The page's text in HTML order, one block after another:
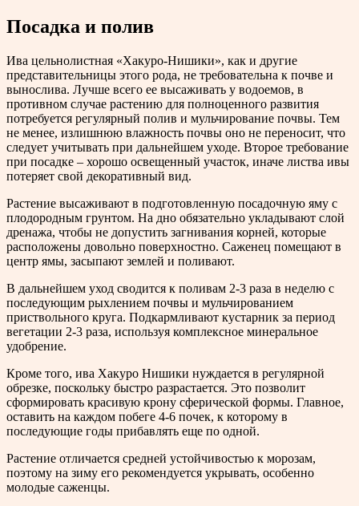
Посадка и полив
Ива цельнолистная «Хакуро-Нишики», как и другие
представительницы этого рода, не требовательна к почве и
вынослива. Лучше всего ее высаживать у водоемов, в
противном случае растению для полноценного развития
потребуется регулярный полив и мульчирование почвы. Тем
не менее, излишнюю влажность почвы оно не переносит, что
следует учитывать при дальнейшем уходе. Второе требование
при посадке – хорошо освещенный участок, иначе листва ивы
потеряет свой декоративный вид.
Растение высаживают в подготовленную посадочную яму с
плодородным грунтом. На дно обязательно укладывают слой
дренажа, чтобы не допустить загнивания корней, которые
расположены довольно поверхностно. Саженец помещают в
центр ямы, засыпают землей и поливают.
В дальнейшем уход сводится к поливам 2-3 раза в неделю с
последующим рыхлением почвы и мульчированием
приствольного круга. Подкармливают кустарник за период
вегетации 2-3 раза, используя комплексное минеральное
удобрение.
Кроме того, ива Хакуро Нишики нуждается в регулярной
обрезке, поскольку быстро разрастается. Это позволит
сформировать красивую крону сферической формы. Главное,
оставить на каждом побеге 4-6 почек, к которому в
последующие годы прибавлять еще по одной.
Растение отличается средней устойчивостью к морозам,
поэтому на зиму его рекомендуется укрывать, особенно
молодые саженцы.